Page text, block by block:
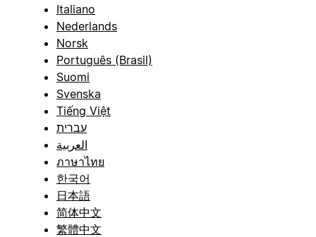
Italiano
Nederlands
Norsk
Português (Brasil)
Suomi
Svenska
Tiếng Việt
עברית
العربية
ภาษาไทย
한국어
日本語
简体中文
繁體中文